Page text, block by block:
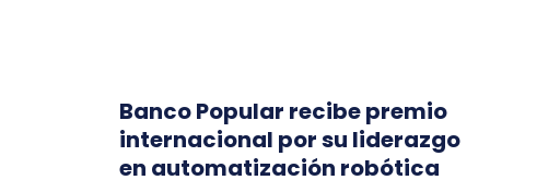
Banco Popular recibe premio
internacional por su liderazgo
en automatización robótica